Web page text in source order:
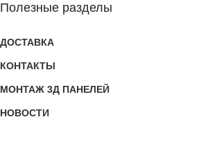
Полезные разделы
ДОСТАВКА
КОНТАКТЫ
МОНТАЖ 3Д ПАНЕЛЕЙ
НОВОСТИ